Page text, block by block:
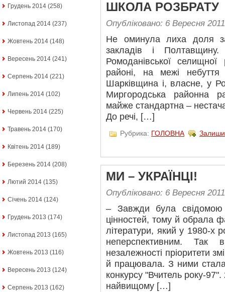
Грудень 2014 (258)
Листопад 2014 (237)
Жовтень 2014 (148)
Вересень 2014 (241)
Серпень 2014 (221)
Липень 2014 (102)
Червень 2014 (225)
Травень 2014 (170)
Квітень 2014 (189)
Березень 2014 (208)
Лютий 2014 (135)
Січень 2014 (124)
Грудень 2013 (174)
Листопад 2013 (165)
Жовтень 2013 (116)
Вересень 2013 (124)
Серпень 2013 (162)
ШКОЛА РОЗБРАТУ
Опубліковано: 6 Вересня 2011
Не оминула лиха доля
закладів і
Ромоданівської
районі, на межі
Шарківщина і, власне, у
Миргородська районна
майже стандартна –
До речі, […]
Рубрика: ГОЛОВНА
МИ – УКРАЇНЦІ!
Опубліковано: 6 Вересня 2011
– Завжди була свідомою
цінностей, тому й обрала
літератури, який у 1980-х
неперспективним. Так
незалежності пріоритети
й працювала. З ними стала
конкурсу "Вчитель року-
найвищому […]